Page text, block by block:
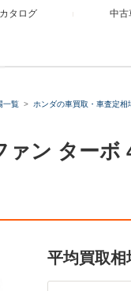
カタログ 中古
一覧 ホンダの車買取・車査定相
ァン ター
平均買取相